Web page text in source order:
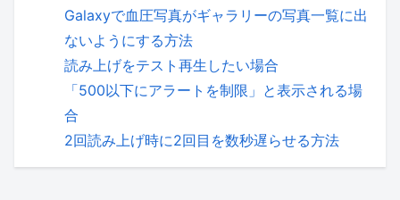
Galaxyで血圧写真がギャラリーの写真一覧に出
ないようにする方法
読み上げをテスト再生したい場合
「500以下にアラートを制限」と表示される場
合
2回読み上げ時に2回目を数秒遅らせる方法